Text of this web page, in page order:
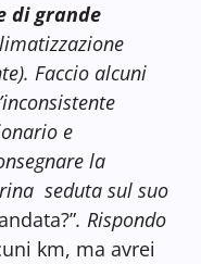
di grande
Faccio alcuni
e
la
seduta sul suo
. Rispondo
km, ma avrei